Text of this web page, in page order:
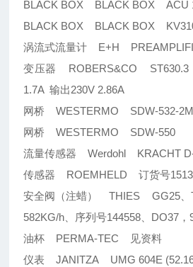
BLACK BOX BLACK BOX ACU
BLACK BOX BLACK BOX
涡流式流量计 E+H
变压器 ROBERS&CO ST630.3
1.7A 输出230V 2.86A
网桥 WESTERMO SDW-532-
网桥 WESTERMO SDW-550
流量传感器 Werdohl KRACHT
传感器 ROEMHELD 订货号
安全阀（注蜡） THIES GG25、
582KG/h、序列号144558、DO37
油杯 PERMA-TEC 见资料
仪表 JANITZA UMG 604E